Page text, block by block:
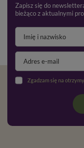
Zapisz się do
bieżąco z aktualnymi
Zgadzam się na otrzymywanie wiadomości